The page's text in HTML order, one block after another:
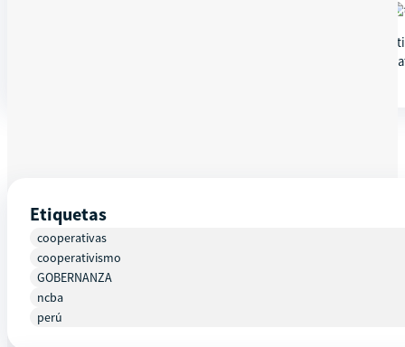
Una de las cosas que tiene que aportar la juventud al
NCBA CLUSA, USAID y el Comité Regional de la Juventud de
Etiquetas
cooperativas
cooperativismo
GOBERNANZA
ncba
perú